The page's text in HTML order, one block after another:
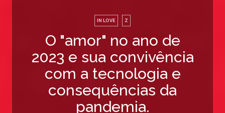
IN LOVE Z
O "amor" no ano de
2023 e sua convivência
com a tecnologia e
consequências da
pandemia.